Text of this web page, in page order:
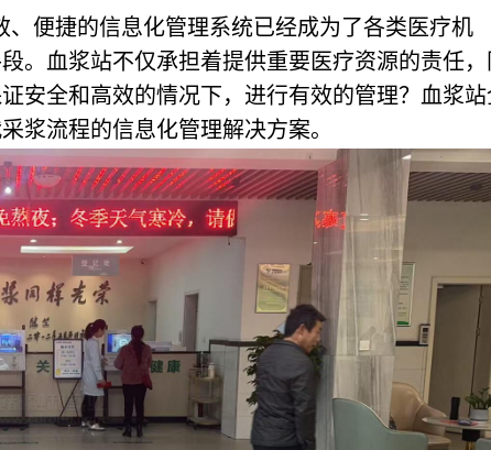
便捷的信息化管理系统已经成为了各类医疗机
。血浆站不仅承担着提供重要医疗资源的责任，
安全和高效的情况下，进行有效的管理？ 血浆
浆流程的信息化管理解决方案。